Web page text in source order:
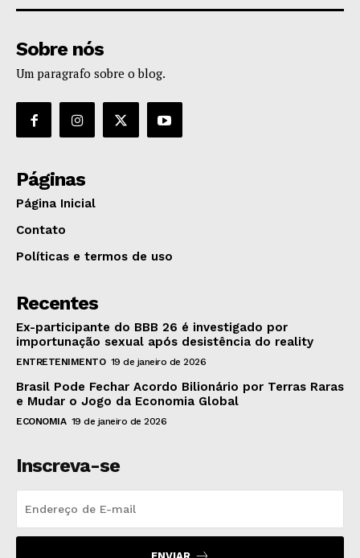
Sobre nós
Um paragrafo sobre o blog.
Páginas
Página Inicial
Contato
Políticas e termos de uso
Recentes
Ex-participante do BBB 26 é investigado por
importunação sexual após desistência do reality
ENTRETENIMENTO 19 de janeiro de 2026
Brasil Pode Fechar Acordo Bilionário por Terras Raras
e Mudar o Jogo da Economia Global
ECONOMIA 19 de janeiro de 2026
Inscreva-se